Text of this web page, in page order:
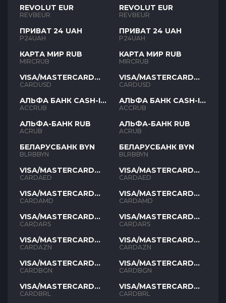
REVOLUT EUR
REVBEUR
ПРИВАТ 24 UAH
P24UAH
КАРТА МИР RUB
MIRCRUB
VISA/MASTERCARD
USD
CARDUSD
АЛЬФА БАНК CASH-IN
RUB
ACCRUB
АЛЬФА-БАНК RUB
ACRUB
БЕЛАРУСБАНК BYN
BLRBBYN
VISA/MASTERCARD
AED
CARDAED
VISA/MASTERCARD
AMD
CARDAMD
VISA/MASTERCARD
ARS
CARDARS
VISA/MASTERCARD
AZN
CARDAZN
VISA/MASTERCARD
BGN
CARDBGN
VISA/MASTERCARD
BRL
CARDBRL
REVOLUT EUR
REVBEUR
ПРИВАТ 24 UAH
P24UAH
КАРТА МИР RUB
MIRCRUB
VISA/MASTERCARD
USD
CARDUSD
АЛЬФА БАНК CASH-IN
RUB
ACCRUB
АЛЬФА-БАНК RUB
ACRUB
БЕЛАРУСБАНК BYN
BLRBBYN
VISA/MASTERCARD
AED
CARDAED
VISA/MASTERCARD
AMD
CARDAMD
VISA/MASTERCARD
ARS
CARDARS
VISA/MASTERCARD
AZN
CARDAZN
VISA/MASTERCARD
BGN
CARDBGN
VISA/MASTERCARD
BRL
CARDBRL